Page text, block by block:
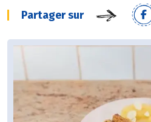
Partager sur